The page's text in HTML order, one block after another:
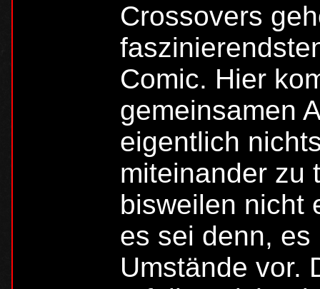
Crossovers
Comic. Hier
gemeinsamen
eigentlich
miteinander zu
bisweilen nicht
es sei denn,
Umstände vor.